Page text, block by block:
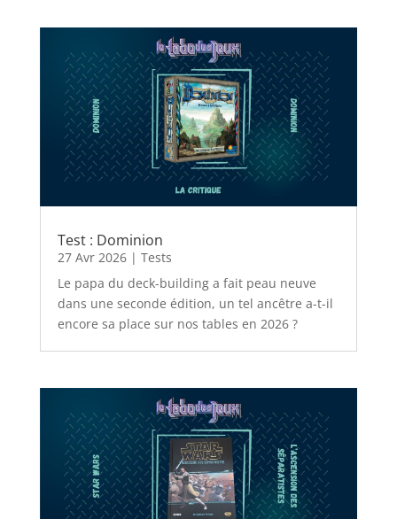
Test : Dominion
27 Avr 2026| Tests
Le papa du deck-building a fait peau neuve
dans une seconde édition, un tel ancêtre a-t-il
encore sa place sur nos tables en 2026 ?